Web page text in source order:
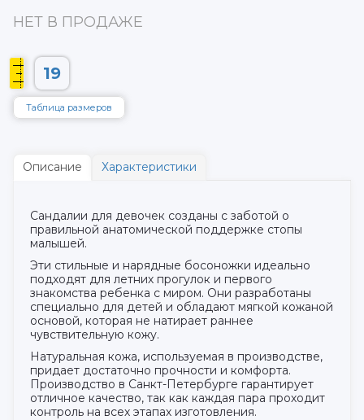
НЕТ В ПРОДАЖЕ
19
Таблица размеров
Описание Характеристики
Сандалии для девочек созданы с заботой о
правильной анатомической поддержке стопы
малышей.
Эти стильные и нарядные босоножки идеально
подходят для летних прогулок и первого
знакомства ребенка с миром. Они разработаны
специально для детей и обладают мягкой кожаной
основой, которая не натирает раннее
чувствительную кожу.
Натуральная кожа, используемая в производстве,
придает достаточно прочности и комфорта.
Производство в Санкт-Петербурге гарантирует
отличное качество, так как каждая пара проходит
контроль на всех этапах изготовления.